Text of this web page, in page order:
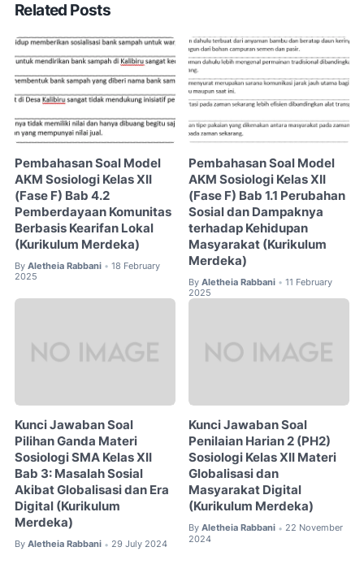
Related Posts
Pembahasan Soal Model
AKM Sosiologi Kelas XII
(Fase F) Bab 4.2
Pemberdayaan Komunitas
Berbasis Kearifan Lokal
(Kurikulum Merdeka)
By Aletheia Rabbani • 18 February
2025
Pembahasan Soal Model
AKM Sosiologi Kelas XII
(Fase F) Bab 1.1 Perubahan
Sosial dan Dampaknya
terhadap Kehidupan
Masyarakat (Kurikulum
Merdeka)
By Aletheia Rabbani • 11 February
2025
Kunci Jawaban Soal
Pilihan Ganda Materi
Sosiologi SMA Kelas XII
Bab 3: Masalah Sosial
Akibat Globalisasi dan Era
Digital (Kurikulum
Merdeka)
By Aletheia Rabbani • 29 July 2024
Kunci Jawaban Soal
Penilaian Harian 2 (PH2)
Sosiologi Kelas XII Materi
Globalisasi dan
Masyarakat Digital
(Kurikulum Merdeka)
By Aletheia Rabbani • 22 November
2024